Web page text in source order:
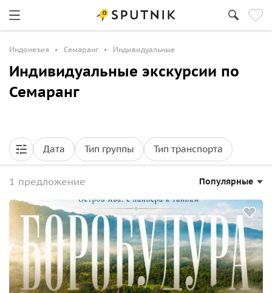
Индонезия Семаранг Индивидуальные
Индивидуальные экскурсии по
Семаранг
Дата Тип группы Тип транспорта
1 предложение Популярные